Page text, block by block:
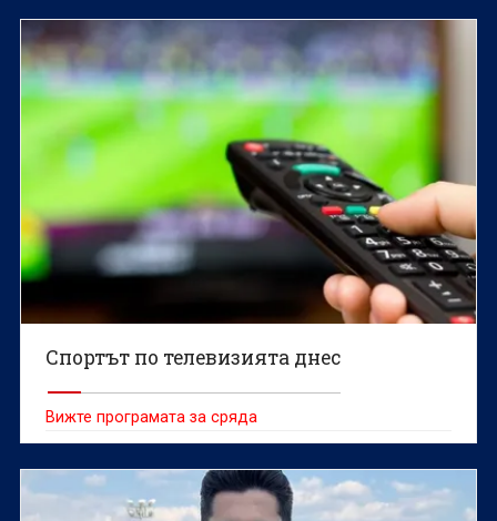
Спортът по телевизията днес
Вижте програмата за сряда